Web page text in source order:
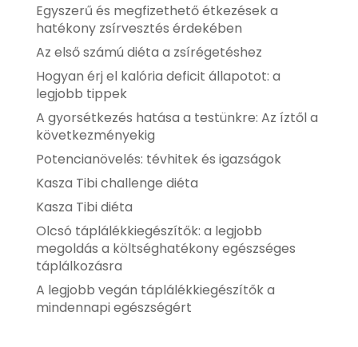
Egyszerű és megfizethető étkezések a
hatékony zsírvesztés érdekében
Az első számú diéta a zsírégetéshez
Hogyan érj el kalória deficit állapotot: a
legjobb tippek
A gyorsétkezés hatása a testünkre: Az íztől a
következményekig
Potencianövelés: tévhitek és igazságok
Kasza Tibi challenge diéta
Kasza Tibi diéta
Olcsó táplálékkiegészítők: a legjobb
megoldás a költséghatékony egészséges
táplálkozásra
A legjobb vegán táplálékkiegészítők a
mindennapi egészségért